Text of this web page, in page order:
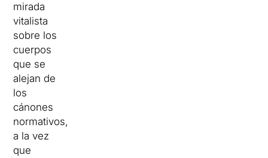
mirada
vitalista
sobre los
cuerpos
que se
alejan de
los
cánones
normativos,
a la vez
que